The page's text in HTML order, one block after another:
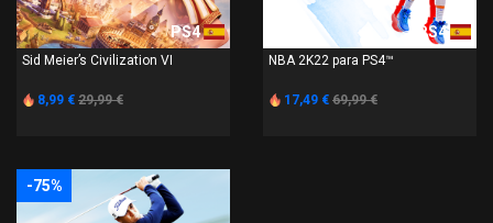
PS4
Sid Meier’s Civilization VI
8,99 € 29,99 €
PS4
NBA 2K22 para PS4™
17,49 € 69,99 €
-75%